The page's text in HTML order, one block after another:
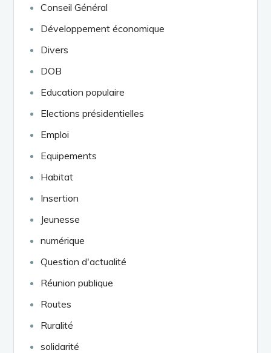
Conseil Général
Développement économique
Divers
DOB
Education populaire
Elections présidentielles
Emploi
Equipements
Habitat
Insertion
Jeunesse
numérique
Question d'actualité
Réunion publique
Routes
Ruralité
solidarité